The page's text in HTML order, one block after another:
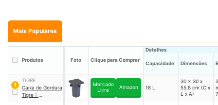
Mais Populares
Produtos Foto Clique para Comprar
Detalhes
Capacidade Dimensões
1
TIGRE
Caixa de Gordura
Tigre ｜
Mercado
Livre
Amazon 18 L
30 x 30 x
55,8 cm (C x
L x A)